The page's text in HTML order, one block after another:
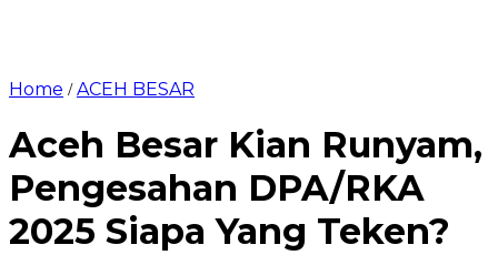
Home /ACEH BESAR
Aceh Besar Kian Runyam,
Pengesahan DPA/RKA
2025 Siapa Yang Teken?